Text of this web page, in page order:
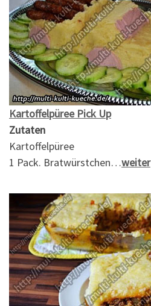
Kartoffelpüree Pick Up
Zutaten
Kartoffelpüree
1 Pack. Bratwürstchen…weiter